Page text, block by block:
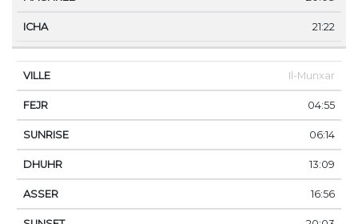
21:22
Il-Munxar
04:55
06:14
13:09
16:56